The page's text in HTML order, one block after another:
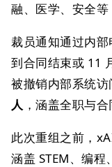
融、医学、安全等
裁员通知通过内
到合同结束或 11
被撤销内部系统
人 ，涵盖全职与合
此次重组之前，
涵盖 STEM、编